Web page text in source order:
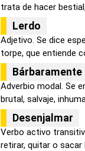
trata de hacer bestial,
Lerdo
Adjetivo. Se dice
torpe, que entiende
Bárbaramente
Adverbio modal. Se
brutal, salvaje,
Desenjalmar
Verbo activo
retirar, quitar o sacar